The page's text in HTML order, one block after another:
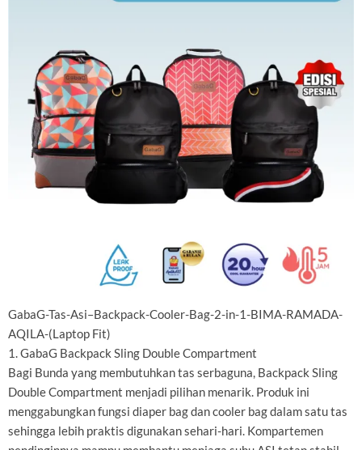
GabaG-Tas-Asi–Backpack-Cooler-Bag-2-in-1-BIMA-RAMADA-
AQILA-(Laptop Fit)
1. GabaG Backpack Sling Double Compartment
Bagi Bunda yang membutuhkan tas serbaguna, Backpack Sling
Double Compartment menjadi pilihan menarik. Produk ini
menggabungkan fungsi diaper bag dan cooler bag dalam satu tas
sehingga lebih praktis digunakan sehari-hari. Kompartemen